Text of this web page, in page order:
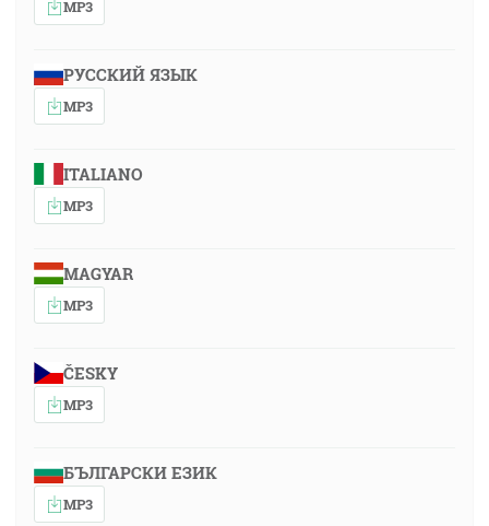
MP3
РУССКИЙ ЯЗЫК
MP3
ITALIANO
MP3
MAGYAR
MP3
ČESKY
MP3
БЪЛГАРСКИ ЕЗИК
MP3